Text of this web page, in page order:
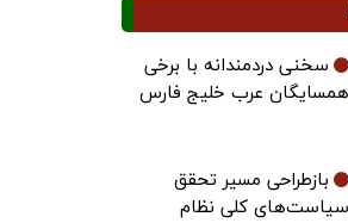
سخنی دردمندانه با برخی
همسایگان عرب خلیج فارس
بازطراحی مسیر تحقق
سیاست‌های کلی نظام